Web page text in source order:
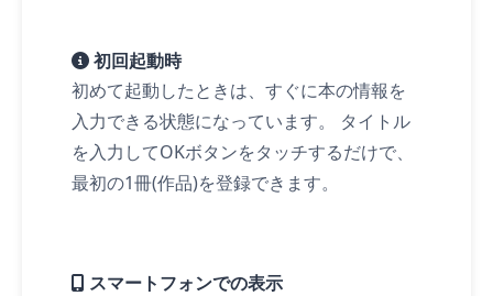
初回起動時
初めて起動したときは、すぐに本の情報を
入力できる状態になっています。 タイトル
を入力してOKボタンをタッチするだけで、
最初の1冊(作品)を登録できます。
スマートフォンでの表示